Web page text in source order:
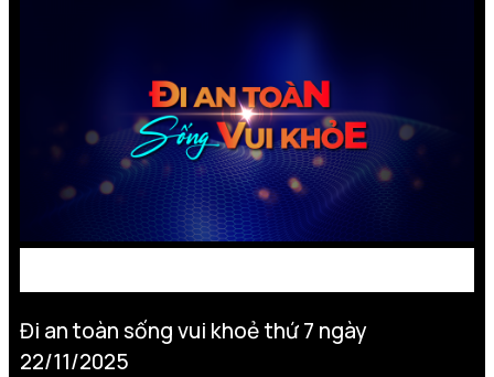
Đi an toàn sống vui khoẻ thứ 7 ngày
22/11/2025